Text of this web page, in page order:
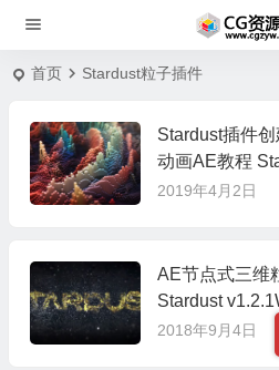
首页 Stardust粒子插件
Stardust插件
动画AE教程
pe Tutorial
2019年4月2日
AE节点式三维
Stardust
2018年9月4日